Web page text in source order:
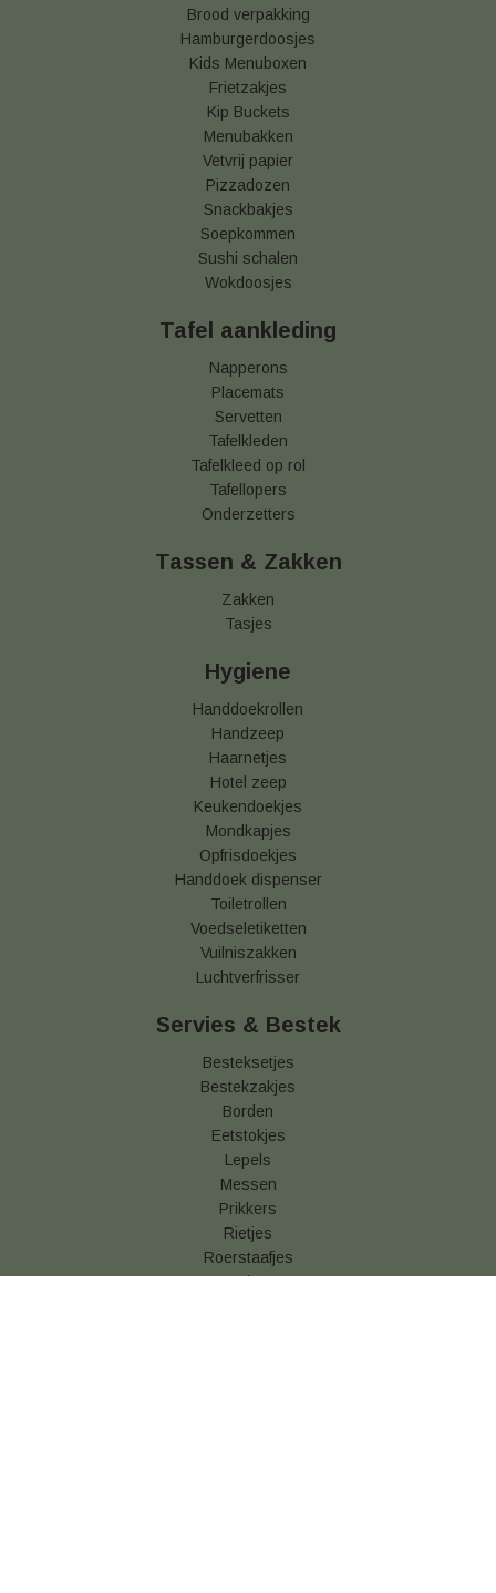
Brood verpakking
Hamburgerdoosjes
Kids Menuboxen
Frietzakjes
Kip Buckets
Menubakken
Vetvrij papier
Pizzadozen
Snackbakjes
Soepkommen
Sushi schalen
Wokdoosjes
Tafel aankleding
Napperons
Placemats
Servetten
Tafelkleden
Tafelkleed op rol
Tafellopers
Onderzetters
Tassen & Zakken
Zakken
Tasjes
Hygiene
Handdoekrollen
Handzeep
Haarnetjes
Hotel zeep
Keukendoekjes
Mondkapjes
Opfrisdoekjes
Handdoek dispenser
Toiletrollen
Voedseletiketten
Vuilniszakken
Luchtverfrisser
Servies & Bestek
Besteksetjes
Bestekzakjes
Borden
Eetstokjes
Lepels
Messen
Prikkers
Rietjes
Roerstaafjes
Vorken